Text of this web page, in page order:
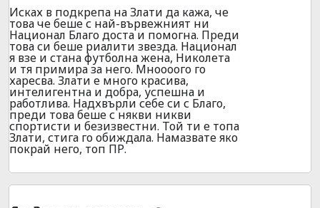
Исках в подкрепа на Злати да кажа, че
това че беше с най-вървежният ни
Национал Благо доста и помогна. Преди
това си беше риалити звезда. Национал
я взе и стана футболна жена, Николета
и тя примира за него. Мноооого го
харесва. Злати е много красива,
интелигентна и добра, успешна и
работлива. Надхвърли себе си с Благо,
преди това беше с някви никви
спортисти и безизвестни. Той ти е топа
Злати, стига го обиждала. Намазвате яко
покрай него, топ ПР.